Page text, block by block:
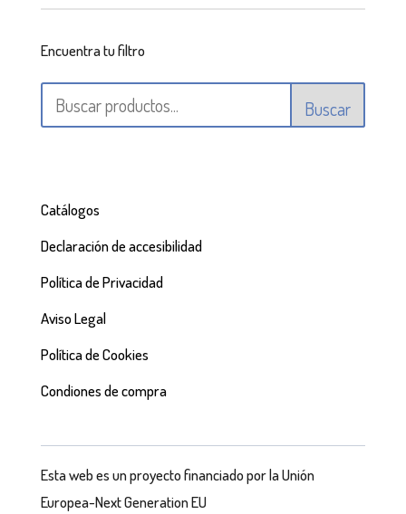
Encuentra tu filtro
Buscar
Catálogos
Declaración de accesibilidad
Política de Privacidad
Aviso Legal
Política de Cookies
Condiones de compra
Esta web es un proyecto financiado por la Unión
Europea-Next Generation EU